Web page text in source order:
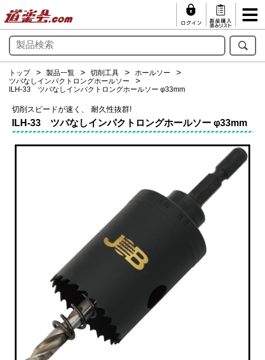
トップ 製品一覧 切削工具
ホールソー
ツバなしインパクトロングホールソー
ILH-33 ツバなしインパクトロングホールソー φ33mm
切削スピードが速く、 耐久性抜群!
ILH-33 ツバなしインパクトロングホールソー φ33mm